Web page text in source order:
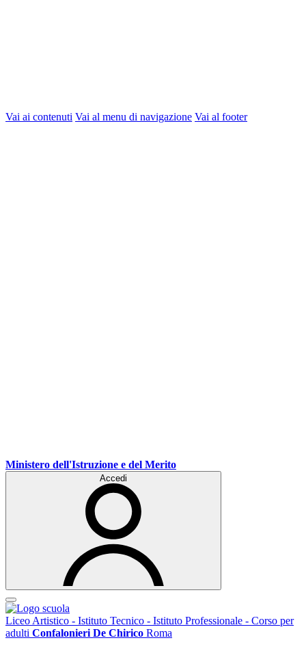
Vai ai contenuti Vai al menu di navigazione Vai al footer
Ministero dell'Istruzione e del Merito
Accedi
Liceo Artistico - Istituto Tecnico - Istituto Professionale - Corso per
adulti Confalonieri De Chirico Roma